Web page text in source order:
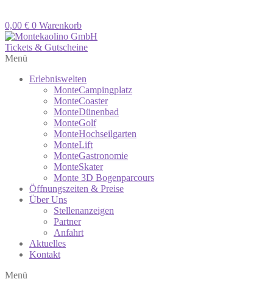
0,00 € 0 Warenkorb
Tickets & Gutscheine
Menü
Erlebniswelten
MonteCampingplatz
MonteCoaster
MonteDünenbad
MonteGolf
MonteHochseilgarten
MonteLift
MonteGastronomie
MonteSkater
Monte 3D Bogenparcours
Öffnungszeiten & Preise
Über Uns
Stellenanzeigen
Partner
Anfahrt
Aktuelles
Kontakt
Menü